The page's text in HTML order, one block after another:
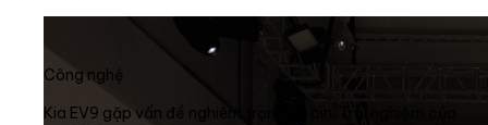
Công nghệ
Kia EV9 gặp vấn đề nghiêm trọng về pin: Trải nghiệm của